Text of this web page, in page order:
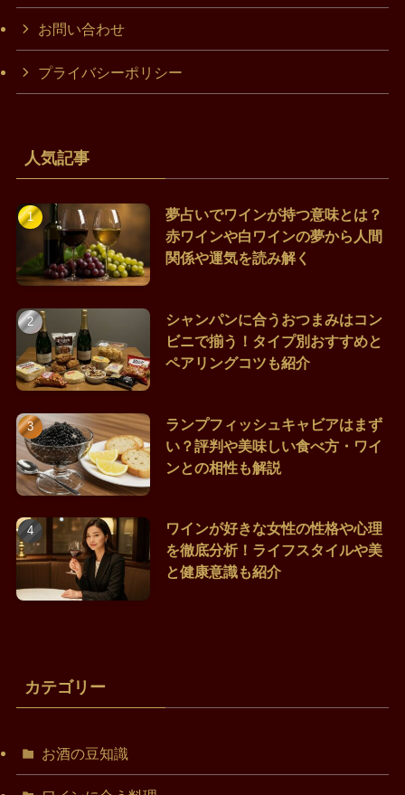
お問い合わせ
プライバシーポリシー
人気記事
夢占いでワインが持つ意味とは？
赤ワインや白ワインの夢から人間
関係や運気を読み解く
シャンパンに合うおつまみはコン
ビニで揃う！タイプ別おすすめと
ペアリングコツも紹介
ランプフィッシュキャビアはまず
い？評判や美味しい食べ方・ワイ
ンとの相性も解説
ワインが好きな女性の性格や心理
を徹底分析！ライフスタイルや美
と健康意識も紹介
カテゴリー
お酒の豆知識